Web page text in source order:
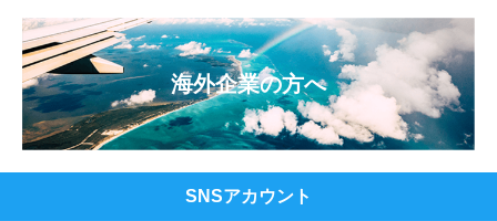
海外企業の方へ
SNSアカウント